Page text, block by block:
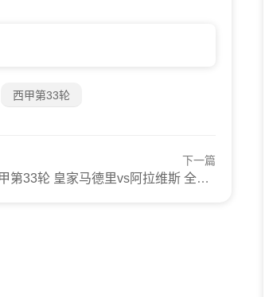
西甲第33轮
下一篇
33轮 皇家马德里vs阿拉维斯 全场录像